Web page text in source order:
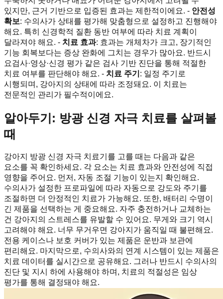
있지만, 근거 기반으로 입증된 효과는 제한적이에요. - 안전성
확보: 수의사가 상태를 평가해 맞춤형으로 설정하고 진행해야
해요. 특히 신경학적 질환 동반 여부에 따라 치료 계획이
달라져야 해요. - 치료 효과: 효과는 개체차가 크고, 장기적인
기능 회복보다는 증상 완화에 그치는 경우가 많아요. 반드시
요검사·영상·신경 평가 같은 검사 기반 진단을 통해 적절한
치료 여부를 판단해야 해요. - 치료 주기 : 일정 주기로
시행되며, 강아지의 상태에 따라 조정돼요. 이 치료는
전문적인 관리가 필수적이에요.
알아두기: 방광 신경 자극 치료를 살펴볼
때
강아지 방광 신경 자극 치료기를 고를 때는 다음과 같은
요소를 꼭 확인하세요. 각 요소는 치료 효과와 안전성에 직접
영향을 주어요. 먼저, 자동 조절 기능이 있는지 확인해요.
수의사가 설정한 프로파일에 따라 자동으로 강도와 주기를
조절하면 더 안정적인 치료가 가능해요. 또한, 배터리 수명이
긴 제품을 선택하는 게 중요해요. 자주 충전하거나 교체하는
건 강아지의 스트레스를 유발할 수 있어요. 무게와 크기 역시
고려해야 해요. 너무 무거우면 강아지가 움직일 때 불편해요.
전용 케이스나 보호 커버가 있는 제품은 운반과 보관에
편리해요. 마지막으로, 수의사와의 연계 시스템이 있는 제품은
치료 데이터를 실시간으로 공유해요. 그러나 반드시 수의사의
진단 및 지시 하에 사용해야 하며, 치료의 적절성은 임상
평가를 통해 결정돼야 해요.